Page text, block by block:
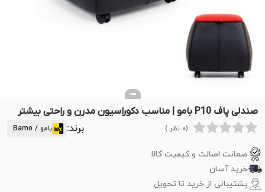
صندلی پاف P10 بامو | مناسب دکوراسیون مدرن و راحتی بیشتر
(0 نظر ) برند: بامو / Bamo
ضمانت اصالت و کیفیت کالا
خرید آسان
پشتیبانی از خرید تا تحویل